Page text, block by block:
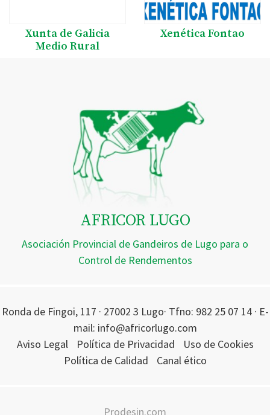
Xunta de Galicia
Medio Rural
Xenética Fontao
AFRICOR LUGO
Asociación Provincial de Gandeiros de Lugo para o
Control de Rendementos
Ronda de Fingoi, 117 · 27002 3 Lugo· Tfno: 982 25 07 14 · E-
mail: info@africorlugo.com
Aviso Legal
Política de Privacidad
Uso de Cookies
Política de Calidad
Canal ético
Prodesin.com